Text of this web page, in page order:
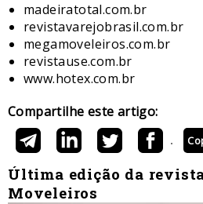
madeiratotal.com.br
revistavarejobrasil.com.br
megamoveleiros.com.br
revistause.com.br
www.hotex.com.br
Compartilhe este artigo:
Última edição da
Moveleiros